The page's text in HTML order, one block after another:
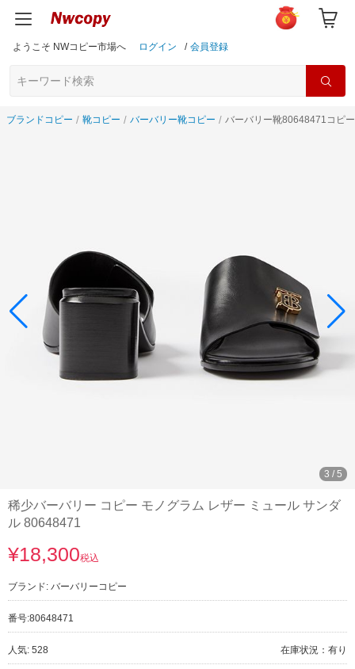
ようこそ NWコピー市場へ ログイン / 会員登録
ブランドコピー 靴コピー バーバリー靴コピー バーバリー靴80648471コピー
3 / 5
稀少バーバリー コピー モノグラム レザー ミュール サンダ
ル 80648471
¥18,300税込
ブランド: バーバリーコピー
番号:80648471
人気: 528 在庫状況：有り